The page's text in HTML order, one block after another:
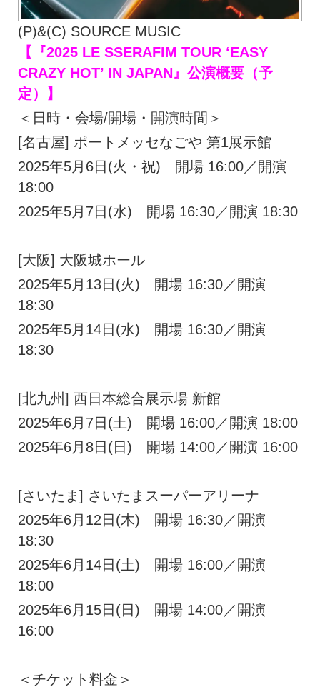
(P)&(C) SOURCE MUSIC
【『2025 LE SSERAFIM TOUR ‘EASY
CRAZY HOT’ IN JAPAN』公演概要（予
定）】
＜日時・会場/開場・開演時間＞
[名古屋] ポートメッセなごや 第1展示館
2025年5月6日(火・祝) 開場 16:00／開演
18:00
2025年5月7日(水) 開場 16:30／開演 18:30
[大阪] 大阪城ホール
2025年5月13日(火) 開場 16:30／開演
18:30
2025年5月14日(水) 開場 16:30／開演
18:30
[北九州] 西日本総合展示場 新館
2025年6月7日(土) 開場 16:00／開演 18:00
2025年6月8日(日) 開場 14:00／開演 16:00
[さいたま] さいたまスーパーアリーナ
2025年6月12日(木) 開場 16:30／開演
18:30
2025年6月14日(土) 開場 16:00／開演
18:00
2025年6月15日(日) 開場 14:00／開演
16:00
＜チケット料金＞